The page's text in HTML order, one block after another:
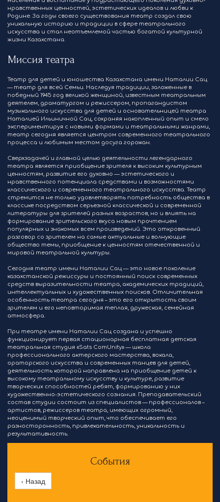
нравственных ценностей, эстетических идеалов и любви к
Родине. За годы своего существования театр создал свою
уникальную историю и традиции в сфере театрального
искусства и стал неотъемлемой частью богатой культурной
жизни Казахстана.
Миссия театра
Театр для детей и юношества Казахстана имени Наталии Сац
— театр для всей Семьи. Наследуя традиции, заложенные в
победный 1945 год великой женщиной, известным театральным
деятелем, драматургом и режиссером, пропагандистом
музыкального искусства для детей и основательницей театра
Наталией Ильиничной Сац, сохраняя накопленный опыт и смело
экспериментируя с новыми формами и театральными жанрами,
театр сегодня является центром современного театрального
процесса и любимым местом досуга горожан.
Сверхзадачей и главной целью деятельности легендарного
театра является приобщение зрителя к высоким культурным
ценностям, развитие его духовно — эстетического и
нравственного потенциала средствами и возможностями
классического и современного театрального искусства. Театр
стремится не только удовлетворять потребность общества в
классике посредством серьезной классической и современной
литературы для зрителей разных возрастов, но и влиять на
формирование зрительского вкуса новым прочтением
популярных и знакомых всем произведений. Это откровенный
разговор со зрителем на самые актуальные и волнующие
общество темы, приобщение к ценностям отечественной и
мировой театральной культуры.
Сегодня театр имени Наталии Сац — это новое поколение
казахстанской режиссуры и постоянный поиск современных
средств выразительности театра, академических традиций,
интеллектуальных и художественных поисков. Отличительная
особенность театра сегодня – это его открытость своим
зрителям и его неповторимая теплая, дружеская, семейная
атмосфера.
При театре имени Наталии Сац создана и успешно
функционирует первая стационарная бесплатная детская
театральная студия «Sats ComUnity» — школа
профессионального актерского мастерства, вокала,
ораторского искусства и современных танцев для детей,
деятельность которой направлена на приобщение детей к
высокому театральному искусству и культуре, развитие
творческих способностей ребят, формированию у них
художественно-эстетического сознания. Преподавательский
состав студии состоит из специалистов — профессионалов –
артистов, режиссеров театра, имеющих огромный,
неоценимый творческий опыт, что обеспечивает его
разносторонность, привлекательность, уникальность и
результативность.
События
‹ Назад